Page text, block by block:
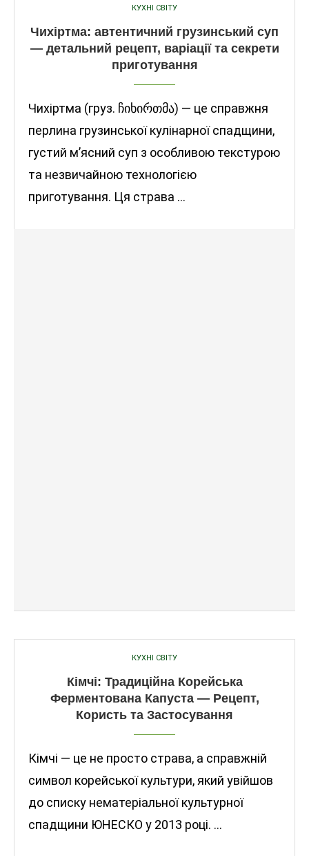
КУХНІ СВІТУ
Чихіртма: автентичний грузинський суп
— детальний рецепт, варіації та секрети
приготування
Чихіртма (груз. ჩიხირთმა) — це справжня
перлина грузинської кулінарної спадщини,
густий м’ясний суп з особливою текстурою
та незвичайною технологією
приготування. Ця страва …
КУХНІ СВІТУ
Кімчі: Традиційна Корейська
Ферментована Капуста — Рецепт,
Користь та Застосування
Кімчі — це не просто страва, а справжній
символ корейської культури, який увійшов
до списку нематеріальної культурної
спадщини ЮНЕСКО у 2013 році. …